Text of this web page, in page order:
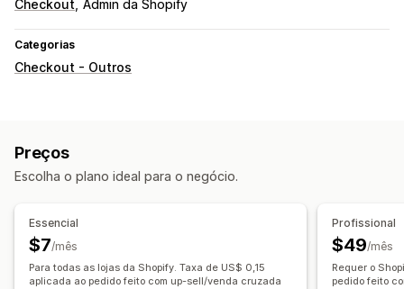
Checkout Admin da Shopify
Categorias
Checkout - Outros
Preços
Escolha o plano ideal para o negócio.
Essencial
$7/mês
Para todas as lojas da Shopify. Taxa de US$ 0,15
aplicada ao pedido feito com up-sell/venda cruzada
Profissional
$49/mês
Requer o
pedido feito